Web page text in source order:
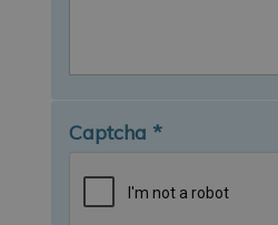
Captcha *